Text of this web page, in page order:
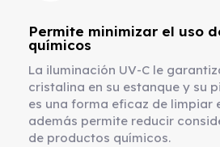
Permite minimizar el uso
químicos
La iluminación UV-C le
cristalina en su estanque y su
es una forma eficaz de limpiar
además permite reducir
de productos químicos.